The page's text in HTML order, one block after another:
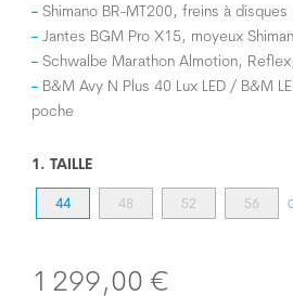
Shimano BR-MT200, freins à disques
Jantes BGM Pro X15, moyeux
Schwalbe Marathon Almotion,
B&M Avy N Plus 40 Lux LED / B&M
poche
1. TAILLE
44 48 52 56
1 299,00 €